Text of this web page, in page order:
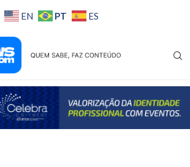
EN PT ES